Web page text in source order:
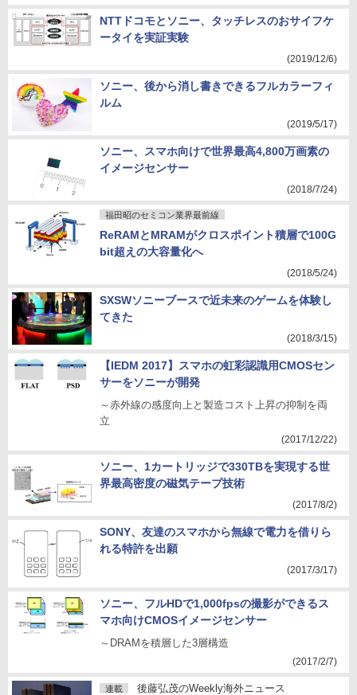
NTTドコモとソニー、タッチレスのおサイフケ
ータイを実証実験
(2019/12/6)
ソニー、後から消し書きできるフルカラーフィ
ルム
(2019/5/17)
ソニー、スマホ向けで世界最高4,800万画素の
イメージセンサー
(2018/7/24)
福田昭のセミコン業界最前線
ReRAMとMRAMがクロスポイント積層で100G
bit超えの大容量化へ
(2018/5/24)
SXSWソニーブースで近未来のゲームを体験し
てきた
(2018/3/15)
【IEDM 2017】スマホの虹彩認識用CMOSセン
サーをソニーが開発
～赤外線の感度向上と製造コスト上昇の抑制を両
立
(2017/12/22)
ソニー、1カートリッジで330TBを実現する世
界最高密度の磁気テープ技術
(2017/8/2)
SONY、友達のスマホから無線で電力を借りら
れる特許を出願
(2017/3/17)
ソニー、フルHDで1,000fpsの撮影ができるス
マホ向けCMOSイメージセンサー
～DRAMを積層した3層構造
(2017/2/7)
連載 後藤弘茂のWeekly海外ニュース